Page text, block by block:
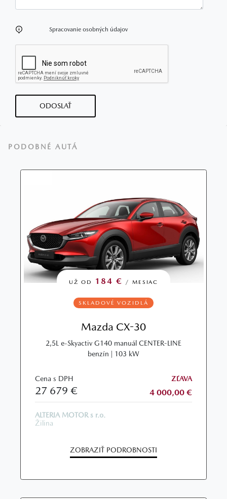
Spracovanie osobných údajov
ODOSLAŤ
PODOBNÉ AUTÁ
UŽ OD 184 € / MESIAC
SKLADOVÉ VOZIDLÁ
Mazda CX-30
2,5L e-Skyactiv G140 manuál CENTER-LINE
benzín | 103 kW
Cena s DPH
27 679 €
ZĽAVA
4 000,00 €
ALTERIA MOTOR s r.o.
Žilina
ZOBRAZIŤ PODROBNOSTI